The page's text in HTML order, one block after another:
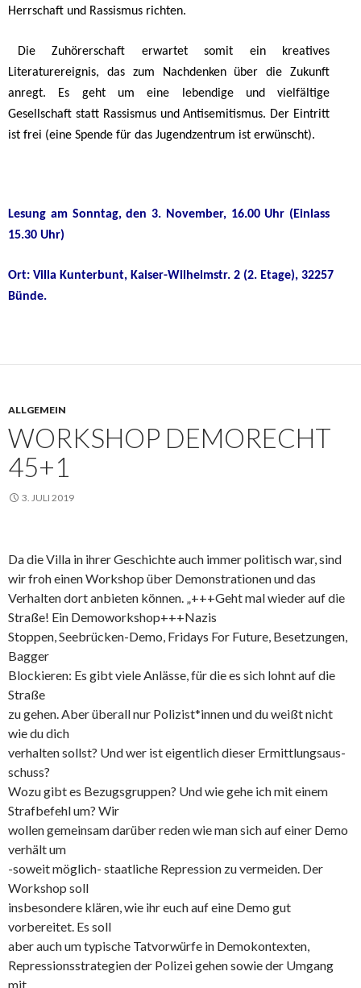
Herrschaft und Rassismus richten.
Die Zuhörerschaft erwartet somit ein kreatives
Literaturereignis, das zum Nachdenken über die Zukunft
anregt. Es geht um eine lebendige und vielfältige
Gesellschaft statt Rassismus und Antisemitismus. Der Eintritt
ist frei (eine Spende für das Jugendzentrum ist erwünscht).
Lesung am Sonntag, den 3. November, 16.00 Uhr (Einlass
15.30 Uhr)
Ort: Villa Kunterbunt, Kaiser-Wilhelmstr. 2 (2. Etage), 32257
Bünde.
ALLGEMEIN
WORKSHOP DEMORECHT
45+1
3. JULI 2019
Da die Villa in ihrer Geschichte auch immer politisch war, sind
wir froh einen Workshop über Demonstrationen und das
Verhalten dort anbieten können. „+++Geht mal wieder auf die
Straße! Ein Demoworkshop+++Nazis
Stoppen, Seebrücken-Demo, Fridays For Future, Besetzungen,
Bagger
Blockieren: Es gibt viele Anlässe, für die es sich lohnt auf die
Straße
zu gehen. Aber überall nur Polizist*innen und du weißt nicht
wie du dich
verhalten sollst? Und wer ist eigentlich dieser Ermittlungsaus-
schuss?
Wozu gibt es Bezugsgruppen? Und wie gehe ich mit einem
Strafbefehl um? Wir
wollen gemeinsam darüber reden wie man sich auf einer Demo
verhält um
-soweit möglich- staatliche Repression zu vermeiden. Der
Workshop soll
insbesondere klären, wie ihr euch auf eine Demo gut
vorbereitet. Es soll
aber auch um typische Tatvorwürfe in Demokontexten,
Repressionsstrategien der Polizei gehen sowie der Umgang
mit